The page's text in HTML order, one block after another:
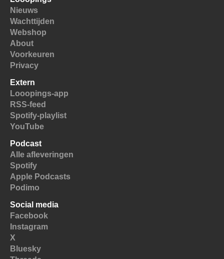
Nieuws
Wachttijden
Webshop
About
Voorkeuren
Privacy
Extern
Looopings-app
RSS-feed
Spotify-playlist
YouTube
Podcast
Alle afleveringen
Spotify
Apple Podcasts
Podimo
Social media
Facebook
Instagram
X
Bluesky